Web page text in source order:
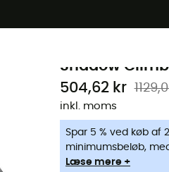
Shadow
504,62 kr
inkl. moms
Spar 5 % ved køb af
minimumsbeløb,
Læse mere +